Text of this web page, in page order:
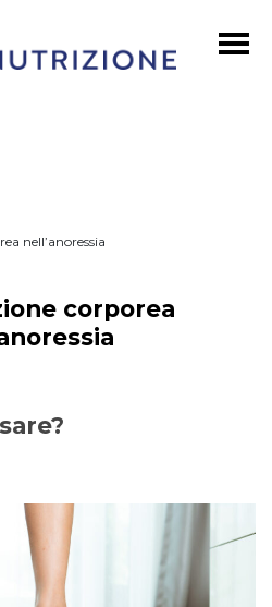
nell’anoressia
corporea